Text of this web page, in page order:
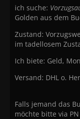
ich suche:
Golden aus dem
Zustand:
im tadellosem
Ich biete: Geld,
Versand: DHL o.
Falls jemand das
möchte bitte via